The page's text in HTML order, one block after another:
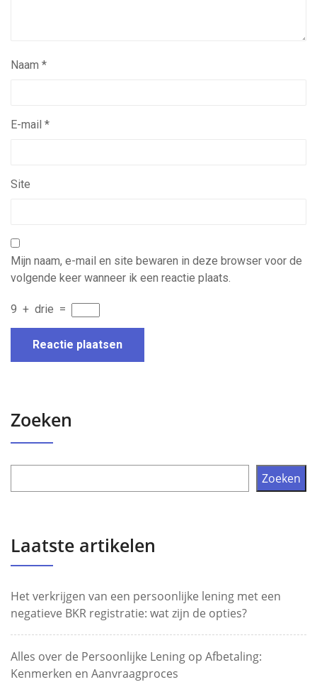
Naam *
E-mail *
Site
Mijn naam, e-mail en site bewaren in deze browser voor de
volgende keer wanneer ik een reactie plaats.
9 + drie =
Zoeken
Zoeken
Laatste artikelen
Het verkrijgen van een persoonlijke lening met een
negatieve BKR registratie: wat zijn de opties?
Alles over de Persoonlijke Lening op Afbetaling:
Kenmerken en Aanvraagproces